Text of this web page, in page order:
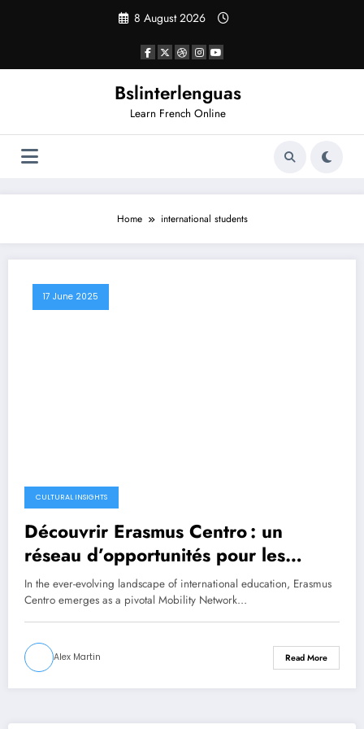
8 August 2026
Bslinterlenguas
Learn French Online
Home international students
17 June 2025
CULTURAL INSIGHTS
Découvrir Erasmus Centro : un
réseau d’opportunités pour les
étudiants en mobilité
In the ever-evolving landscape of international education, Erasmus
Centro emerges as a pivotal Mobility Network…
Alex Martin Read More